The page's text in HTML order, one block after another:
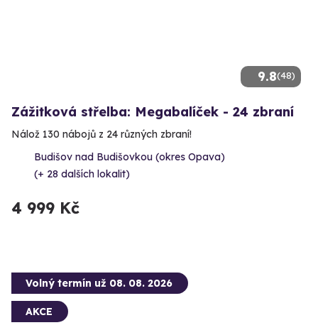
9.8(48)
Zážitková střelba: Megabalíček - 24 zbraní
Nálož 130 nábojů z 24 různých zbraní!
Budišov nad Budišovkou (okres Opava)
(+ 28 dalších lokalit)
4 999 Kč
Volný termín už 08. 08. 2026
AKCE